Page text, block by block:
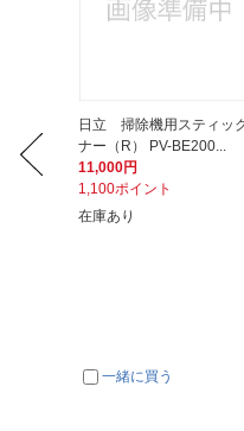
日立 掃除機用スティッ
ナー（R） PV-BE200...
11,000円
1,100ポイント
在庫あり
一緒に買う